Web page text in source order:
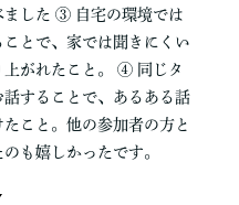
ました ③ 自宅の環境では
とで、家では聞きにくい
上がれたこと。 ④ 同じタ
することで、あるある話
こと。他の参加者の方と
も嬉しかったです。